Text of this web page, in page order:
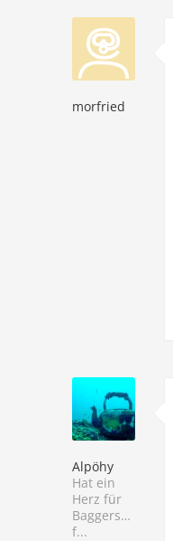
morfried
Alpöhy
Hat ein
Herz für
Baggersee-
f...